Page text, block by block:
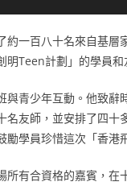
約一百八十名來自基
明Teen計劃」的學員
與青少年互動。他致
名友師，並安排了四
勵學員珍惜這次「香港
所有合資格的嘉賓，